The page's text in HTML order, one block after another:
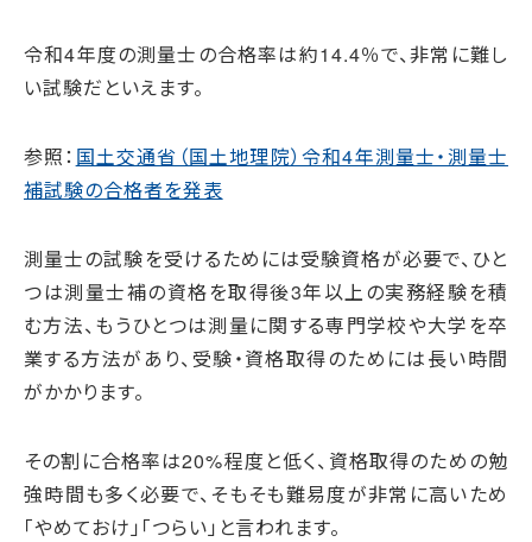
令和4年度の測量士の合格率は約14.4％で、非常に難し
い試験だといえます。
参照： 国土交通省（国土地理院）令和4年測量士・測量士
補試験の合格者を発表
測量士の試験を受けるためには受験資格が必要で、ひと
つは測量士補の資格を取得後3年以上の実務経験を積
む方法、もうひとつは測量に関する専門学校や大学を卒
業する方法があり、受験・資格取得のためには長い時間
がかかります。
その割に合格率は20%程度と低く、資格取得のための勉
強時間も多く必要で、そもそも難易度が非常に高いため
「やめておけ」「つらい」と言われます。